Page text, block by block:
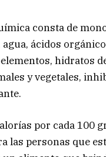
consta de
ácidos
hidratos
y vegetales,
por cada 100
las personas que